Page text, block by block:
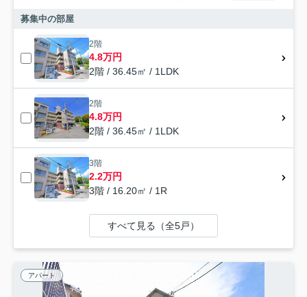
募集中の部屋
2階
4.8万円
2階 / 36.45㎡ / 1LDK
2階
4.8万円
2階 / 36.45㎡ / 1LDK
3階
2.2万円
3階 / 16.20㎡ / 1R
すべて見る（全5戸）
アパート